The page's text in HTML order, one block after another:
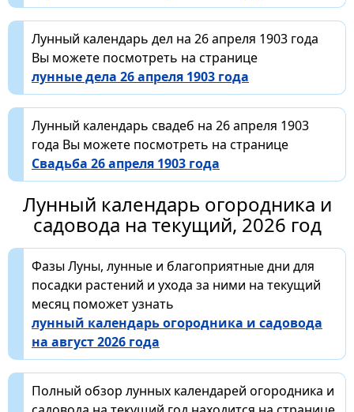
Лунный календарь дел на 26 апреля 1903 года
Вы можете посмотреть на странице
лунные дела 26 апреля 1903 года
Лунный календарь свадеб на 26 апреля 1903
года Вы можете посмотреть на странице
Свадьба 26 апреля 1903 года
Лунный календарь огородника и
садовода на текущий, 2026 год
Фазы Луны, лунные и благоприятные дни для
посадки растений и ухода за ними на текущий
месяц поможет узнать
лунный календарь огородника и садовода
на август 2026 года
Полный обзор лунных календарей огородника и